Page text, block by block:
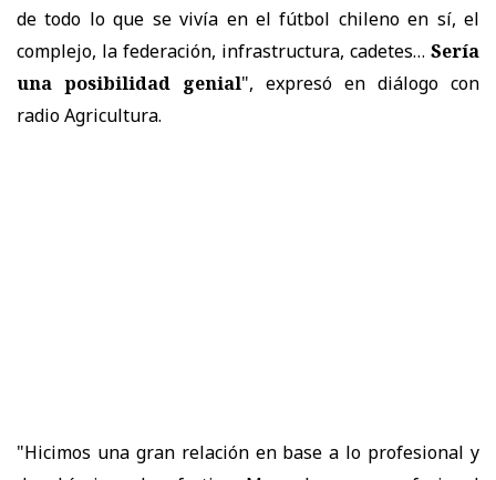
de todo lo que se vivía en el fútbol chileno en sí, el
complejo, la federación, infrastructura, cadetes… Sería
una posibilidad genial", expresó en diálogo con
radio Agricultura.
"Hicimos una gran relación en base a lo profesional y